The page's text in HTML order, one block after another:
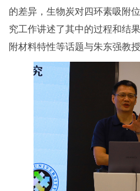
的差异，生物炭对四环素吸附
究工作讲述了其中的过程和结
附材料特性等话题与朱东强教